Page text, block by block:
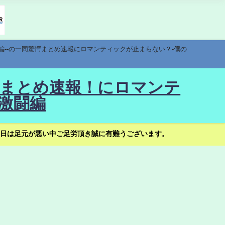
の一同驚愕まとめ速報にロマンティックが止まらない？-僕の
とめ速報！にロマンテ
闘編
足元が悪い中ご足労頂き誠に有難うございます。